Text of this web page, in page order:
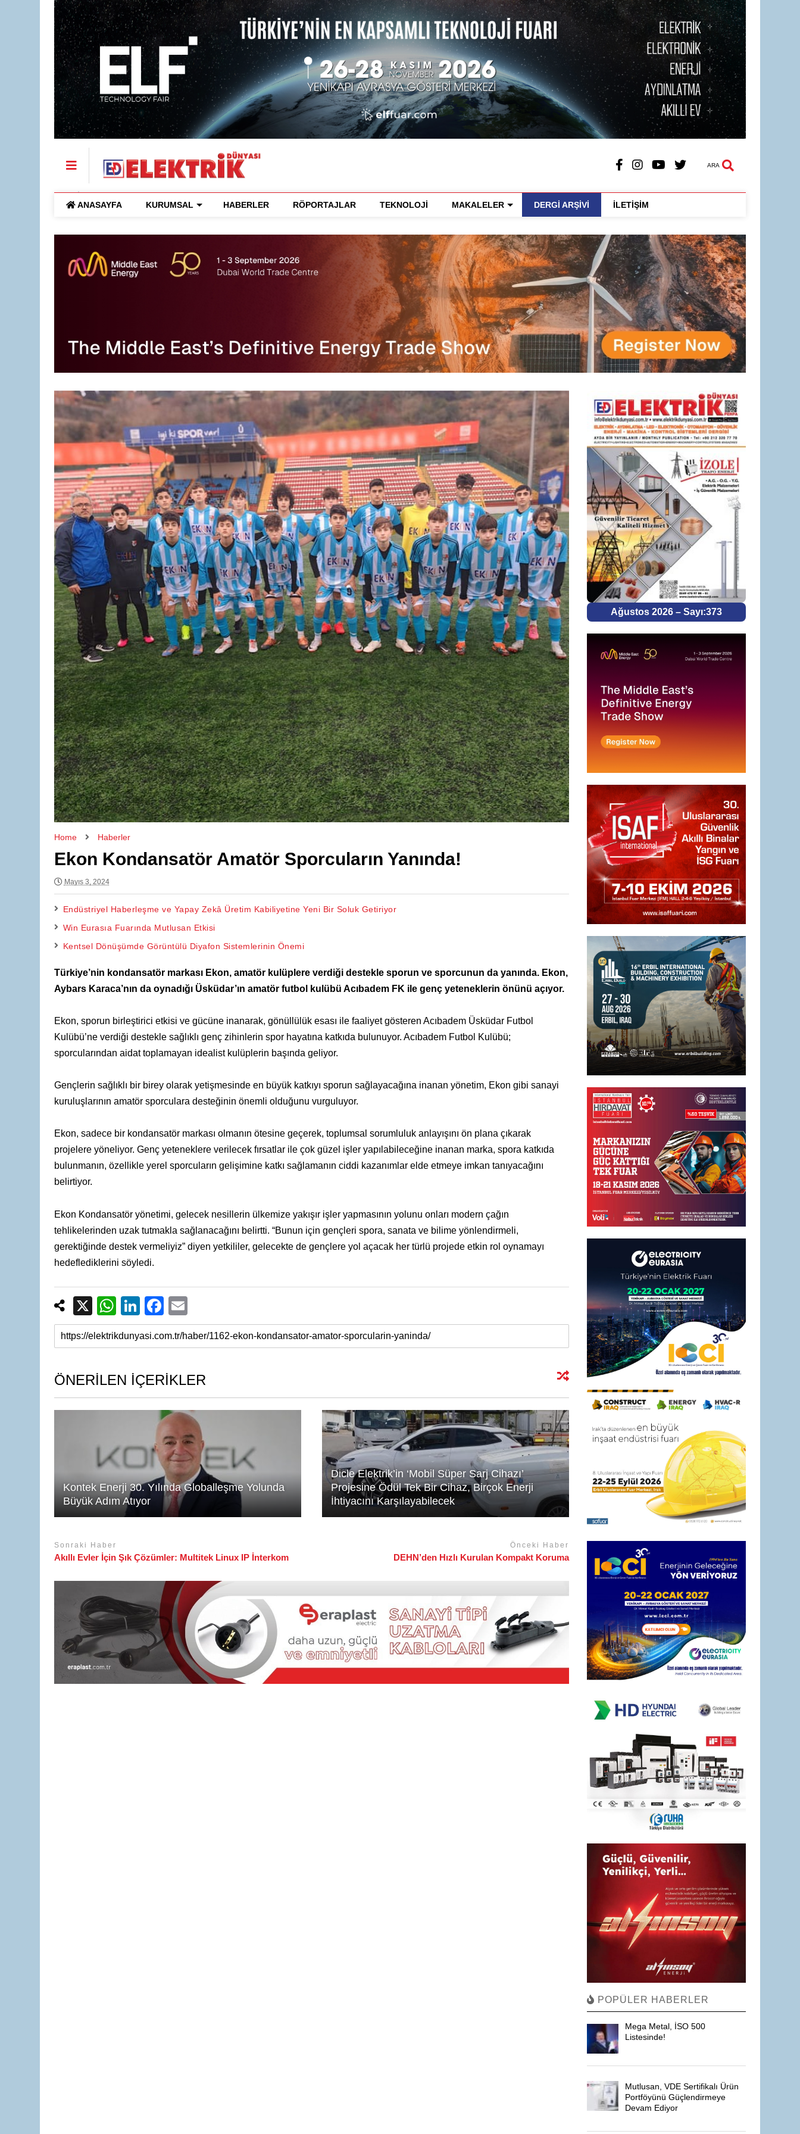
ARA
ANASAYFA KURUMSAL HABERLER RÖPORTAJLAR TEKNOLOJİ MAKALELER DERGİ ARŞİVİ İLETİŞİM
Home Haberler
Ekon Kondansatör Amatör Sporcuların Yanında!
Mayıs 3, 2024
Endüstriyel Haberleşme ve Yapay Zekâ Üretim Kabiliyetine Yeni Bir Soluk Getiriyor
Win Eurasıa Fuarında Mutlusan Etkisi
Kentsel Dönüşümde Görüntülü Diyafon Sistemlerinin Önemi
Türkiye’nin kondansatör markası Ekon, amatör kulüplere verdiği destekle sporun ve sporcunun da yanında. Ekon,
Aybars Karaca’nın da oynadığı Üsküdar’ın amatör futbol kulübü Acıbadem FK ile genç yeteneklerin önünü açıyor.
Ekon, sporun birleştirici etkisi ve gücüne inanarak, gönüllülük esası ile faaliyet gösteren Acıbadem Üsküdar Futbol
Kulübü’ne verdiği destekle sağlıklı genç zihinlerin spor hayatına katkıda bulunuyor. Acıbadem Futbol Kulübü;
sporcularından aidat toplamayan idealist kulüplerin başında geliyor.
Gençlerin sağlıklı bir birey olarak yetişmesinde en büyük katkıyı sporun sağlayacağına inanan yönetim, Ekon gibi sanayi
kuruluşlarının amatör sporculara desteğinin önemli olduğunu vurguluyor.
Ekon, sadece bir kondansatör markası olmanın ötesine geçerek, toplumsal sorumluluk anlayışını ön plana çıkarak
projelere yöneliyor. Genç yeteneklere verilecek fırsatlar ile çok güzel işler yapılabileceğine inanan marka, spora katkıda
bulunmanın, özellikle yerel sporcuların gelişimine katkı sağlamanın ciddi kazanımlar elde etmeye imkan tanıyacağını
belirtiyor.
Ekon Kondansatör yönetimi, gelecek nesillerin ülkemize yakışır işler yapmasının yolunu onları modern çağın
tehlikelerinden uzak tutmakla sağlanacağını belirtti. “Bunun için gençleri spora, sanata ve bilime yönlendirmeli,
gerektiğinde destek vermeliyiz” diyen yetkililer, gelecekte de gençlere yol açacak her türlü projede etkin rol oynamayı
hedeflediklerini söyledi.
X
W
h
at
A
p
Li
n
k
dI
n
F
a
c
b
o
o
k
m
ail
ÖNERİLEN İÇERİKLER
Kontek Enerji 30. Yılında Globalleşme Yolunda
Büyük Adım Atıyor
Dicle Elektrik’in ‘Mobil Süper Sarj Cihazı’
Projesine Ödül Tek Bir Cihaz, Birçok Enerji
İhtiyacını Karşılayabilecek
Sonraki Haber
Akıllı Evler İçin Şık Çözümler: Multitek Linux IP İnterkom
Önceki Haber
DEHN’den Hızlı Kurulan Kompakt Koruma
Ağustos 2026 – Sayı:373
POPÜLER HABERLER
Mega Metal, İSO 500
Listesinde!
Mutlusan, VDE Sertifikalı Ürün
Portföyünü Güçlendirmeye
Devam Ediyor